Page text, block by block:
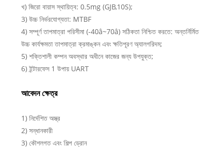
খ) জিরো বায়াস স্থায়িত্ব: 0.5mg (GJB,10S);
3) উচ্চ নির্ভরযোগ্যতা: MTBF
4) সম্পূর্ণ তাপমাত্রা পরিসীমা (-40â~70â) সঠিকতা নিশ্চিত করতে: অন্তর্নির্মিত
উচ্চ কার্যক্ষমতা তাপমাত্রা ক্রমাঙ্কন এবং ক্ষতিপূরণ অ্যালগরিদম;
5) শক্তিশালী কম্পন অবস্থার অধীনে কাজের জন্য উপযুক্ত;
6) ইন্টারফেস 1 উপায় UART
আবেদন ক্ষেত্র
1) নির্দেশিত অস্ত্র
2) সন্ধানকারী
3) কৌশলগত এবং শিল্প ড্রোন